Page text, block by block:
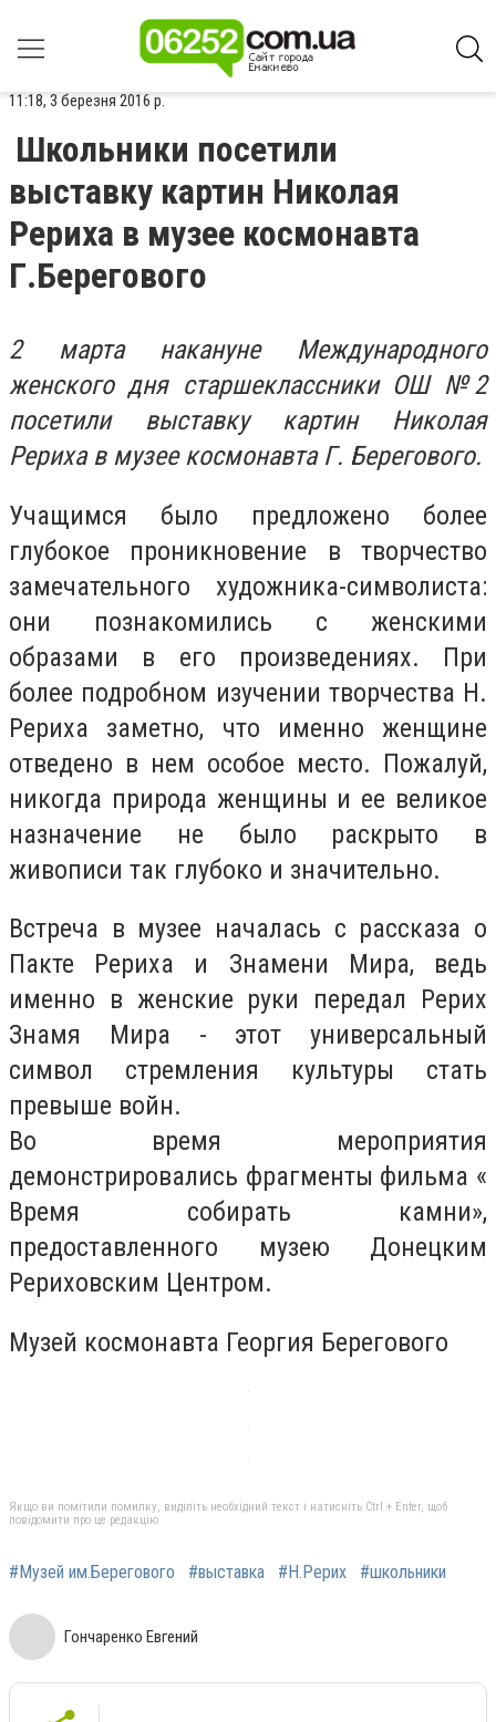
11:18, 3 березня 2016 р.
Школьники посетили
выставку картин Николая
Рериха в музее космонавта
Г.Берегового
2 марта накануне Международного
женского дня старшеклассники ОШ №2
посетили выставку картин Николая
Рериха в музее космонавта Г. Берегового.
Учащимся было предложено более
глубокое проникновение в творчество
замечательного художника-символиста:
они познакомились с женскими
образами в его произведениях. При
более подробном изучении творчества Н.
Рериха заметно, что именно женщине
отведено в нем особое место. Пожалуй,
никогда природа женщины и ее великое
назначение не было раскрыто в
живописи так глубоко и значительно.
Встреча в музее началась с рассказа о
Пакте Рериха и Знамени Мира, ведь
именно в женские руки передал Рерих
Знамя Мира - этот универсальный
символ стремления культуры стать
превыше войн.
Во время мероприятия
демонстрировались фрагменты фильма «
Время собирать камни»,
предоставленного музею Донецким
Рериховским Центром.
Музей космонавта Георгия Берегового
Якщо ви помітили помилку, виділіть необхідний текст і натисніть Ctrl + Enter, щоб
повідомити про це редакцію
#Музей им.Берегового #выставка #Н.Рерих #школьники
Гончаренко Евгений